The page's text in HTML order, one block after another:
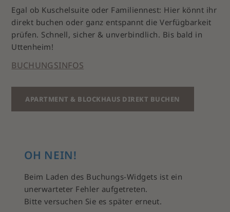
Egal ob Kuschelsuite oder Familiennest: Hier könnt ihr
direkt buchen oder ganz entspannt die Verfügbarkeit
prüfen. Schnell, sicher & unverbindlich. Bis bald in
Uttenheim!
BUCHUNGSINFOS
APARTMENT & BLOCKHAUS DIREKT BUCHEN
OH NEIN!
Beim Laden des Buchungs-Widgets ist ein
unerwarteter Fehler aufgetreten.
Bitte versuchen Sie es später erneut.